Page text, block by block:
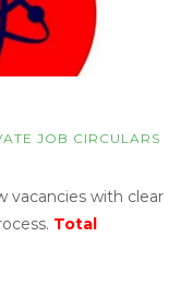
JOB CIRCULARS
vacancies with clear
Total